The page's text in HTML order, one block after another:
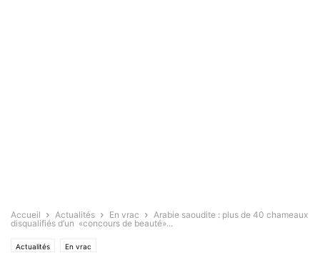
Accueil Actualités En vrac
Arabie saoudite : plus de 40 chameaux
disqualifiés d’un «concours de beauté»...
Actualités En vrac